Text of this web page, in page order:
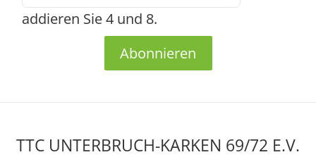
addieren Sie 4 und 8.
Abonnieren
TTC UNTERBRUCH-KARKEN 69/72 E.V.